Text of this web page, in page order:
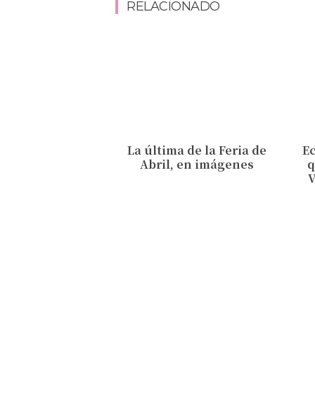
RELACIONADO
La última de la Feria de
Abril, en imágenes